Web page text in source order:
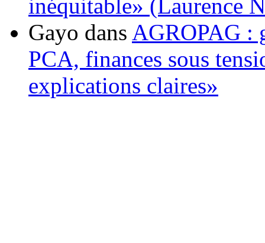
inéquitable» (Laurence
Gayo dans AGROPAG :
PCA, finances sous
explications claires»